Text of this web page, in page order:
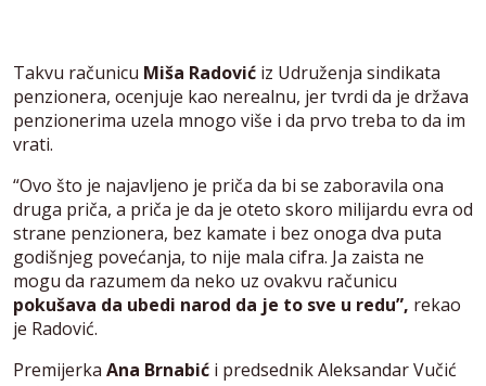
Takvu računicu Miša Radović iz Udruženja sindikata
penzionera, ocenjuje kao nerealnu, jer tvrdi da je država
penzionerima uzela mnogo više i da prvo treba to da im
vrati.
“Ovo što je najavljeno je priča da bi se zaboravila ona
druga priča, a priča je da je oteto skoro milijardu evra od
strane penzionera, bez kamate i bez onoga dva puta
godišnjeg povećanja, to nije mala cifra. Ja zaista ne
mogu da razumem da neko uz ovakvu računicu
pokušava da ubedi narod da je to sve u redu”, rekao
je Radović.
Premijerka Ana Brnabić i predsednik Aleksandar Vučić